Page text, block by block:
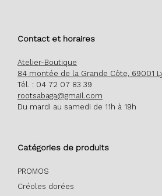
Contact et horaires
Atelier-Boutique
84 montée de la Grande Côte, 69001
Tél. : 04 72 07 83 39
rootsabaga@gmail.com
Du mardi au samedi de 11h à 19h
Catégories de produits
PROMOS
Créoles dorées